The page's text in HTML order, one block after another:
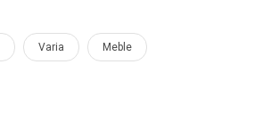
Varia Meble